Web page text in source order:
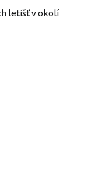
letišť v okolí